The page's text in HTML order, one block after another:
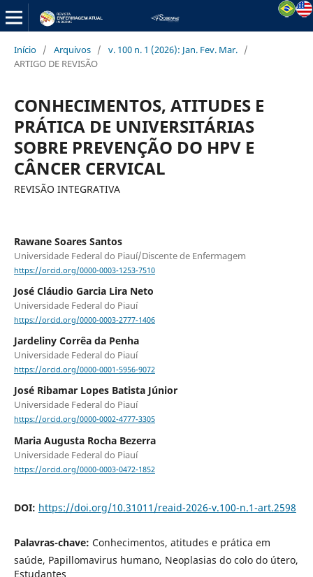
Início / Arquivos / v. 100 n. 1 (2026): Jan. Fev. Mar. /
ARTIGO DE REVISÃO
CONHECIMENTOS, ATITUDES E
PRÁTICA DE UNIVERSITÁRIAS
SOBRE PREVENÇÃO DO HPV E
CÂNCER CERVICAL
REVISÃO INTEGRATIVA
Rawane Soares Santos
Universidade Federal do Piauí/Discente de Enfermagem
https://orcid.org/0000-0003-1253-7510
José Cláudio Garcia Lira Neto
Universidade Federal do Piauí
https://orcid.org/0000-0003-2777-1406
Jardeliny Corrêa da Penha
Universidade Federal do Piauí
https://orcid.org/0000-0001-5956-9072
José Ribamar Lopes Batista Júnior
Universidade Federal do Piauí
https://orcid.org/0000-0002-4777-3305
Maria Augusta Rocha Bezerra
Universidade Federal do Piauí
https://orcid.org/0000-0003-0472-1852
DOI: https://doi.org/10.31011/reaid-2026-v.100-n.1-art.2598
Palavras-chave: Conhecimentos, atitudes e prática em
saúde, Papillomavirus humano, Neoplasias do colo do útero,
Estudantes